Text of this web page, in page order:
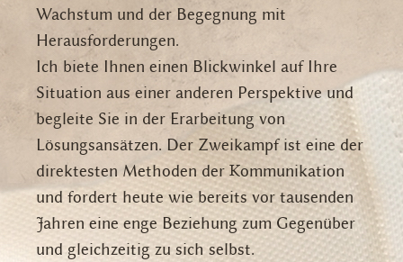
Wachstum und der Begegnung mit
Herausforderungen.
Ich biete Ihnen einen Blickwinkel auf Ihre
Situation aus einer anderen Perspektive und
begleite Sie in der Erarbeitung von
Lösungsansätzen. Der Zweikampf ist eine der
direktesten Methoden der Kommunikation
und fordert heute wie bereits vor tausenden
Jahren eine enge Beziehung zum Gegenüber
und gleichzeitig zu sich selbst.